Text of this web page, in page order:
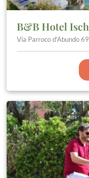
B&B Hotel
Via Parroco d'Abundo